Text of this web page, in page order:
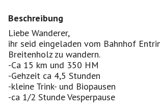
Beschreibung
Liebe Wanderer,
ihr seid eingeladen vom Bahnhof
Breitenholz zu wandern.
-Ca 15 km und 350 HM
-Gehzeit ca 4,5 Stunden
-kleine Trink- und Biopausen
-ca 1/2 Stunde Vesperpause